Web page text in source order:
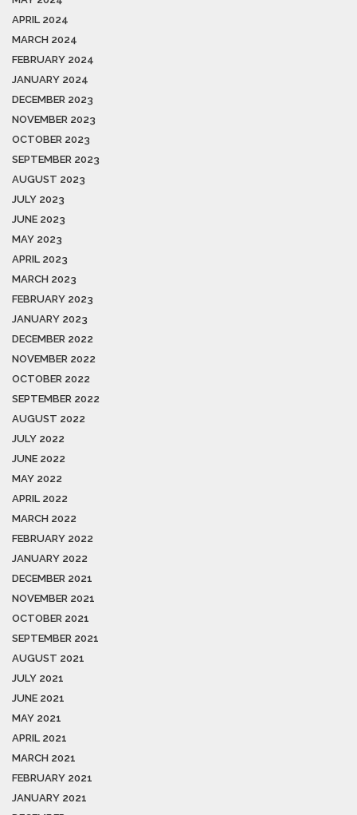
APRIL 2024
MARCH 2024
FEBRUARY 2024
JANUARY 2024
DECEMBER 2023
NOVEMBER 2023
OCTOBER 2023
SEPTEMBER 2023
AUGUST 2023
JULY 2023
JUNE 2023
MAY 2023
APRIL 2023
MARCH 2023
FEBRUARY 2023
JANUARY 2023
DECEMBER 2022
NOVEMBER 2022
OCTOBER 2022
SEPTEMBER 2022
AUGUST 2022
JULY 2022
JUNE 2022
MAY 2022
APRIL 2022
MARCH 2022
FEBRUARY 2022
JANUARY 2022
DECEMBER 2021
NOVEMBER 2021
OCTOBER 2021
SEPTEMBER 2021
AUGUST 2021
JULY 2021
JUNE 2021
MAY 2021
APRIL 2021
MARCH 2021
FEBRUARY 2021
JANUARY 2021